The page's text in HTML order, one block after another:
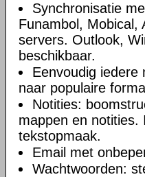
Synchronisatie
Funambol, Mobical,
servers. Outlook,
beschikbaar.
Eenvoudig iedere
naar populaire
Notities:
mappen en notities.
tekstopmaak.
Email met
Wachtwoorden: